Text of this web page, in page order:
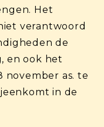
Het
verantwoord
de
en ook het
november as. te
in de